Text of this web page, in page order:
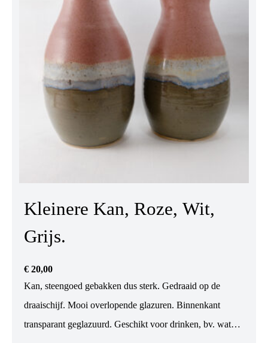
Kleinere Kan, Roze, Wit,
Grijs.
€ 20,00
Kan, steengoed gebakken dus sterk. Gedraaid op de
draaischijf. Mooi overlopende glazuren. Binnenkant
transparant geglazuurd. Geschikt voor drinken, bv. water,